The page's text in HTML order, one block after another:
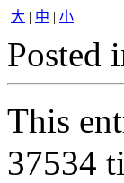
大 | 中 | 小
Posted
This
37534